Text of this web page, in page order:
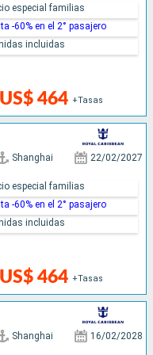
US$ 464 +Tasas
especial familias
-60% en el 2° pasajero
incluidas
Shanghai 22/02/2027
US$ 464 +Tasas
especial familias
-60% en el 2° pasajero
incluidas
Shanghai 16/02/2028